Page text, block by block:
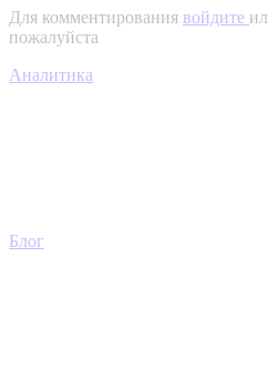
Для комментирования войдите
пожалуйста
Аналитика
Блог